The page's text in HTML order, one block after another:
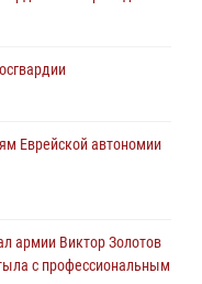
Еврейской автономии
армии Виктор Золотов
с профессиональным